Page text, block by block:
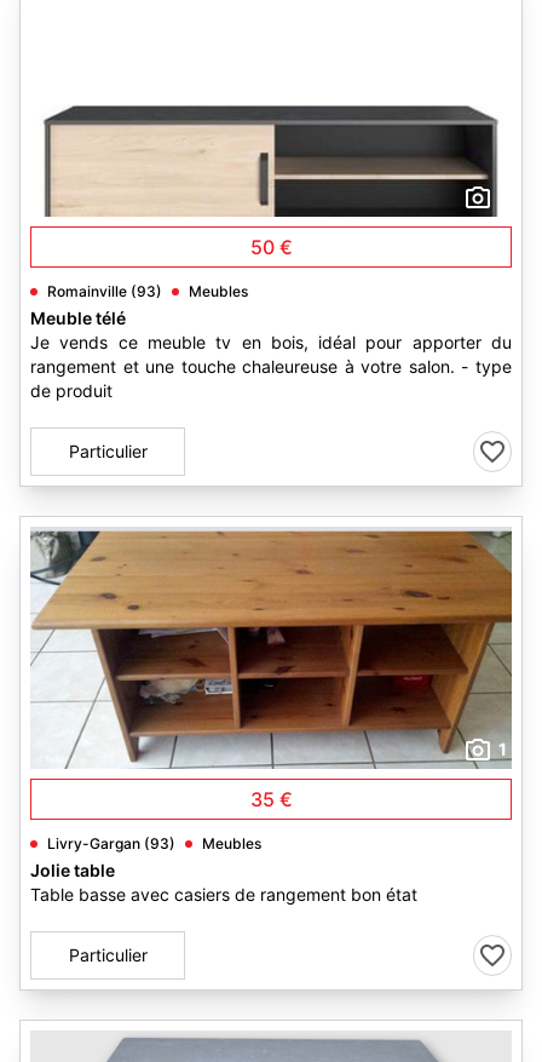
50 €
Romainville (93) Meubles
Meuble télé
Je vends ce meuble tv en bois, idéal pour apporter du
rangement et une touche chaleureuse à votre salon. - type
de produit
Particulier
1
35 €
Livry-Gargan (93) Meubles
Jolie table
Table basse avec casiers de rangement bon état
Particulier